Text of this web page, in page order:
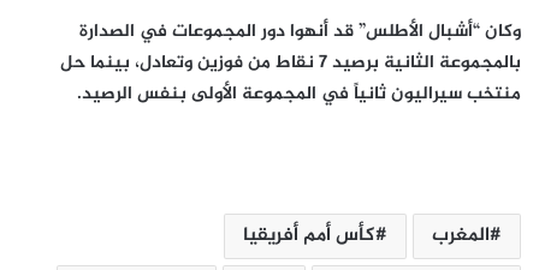
وكان “أشبال الأطلس” قد أنهوا دور المجموعات في الصدارة
بالمجموعة الثانية برصيد 7 نقاط من فوزين وتعادل، بينما حل
منتخب سيراليون ثانياً في المجموعة الأولى بنفس الرصيد.
المغرب كأس أمم أفريقيا